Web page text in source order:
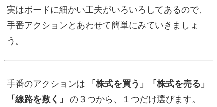
実はボードに細かい工夫がいろいろしてあるので、
手番アクションとあわせて簡単にみていきましょ
う。
手番のアクションは
「株式を買う」「株式を売る」
「線路を敷く」
の３つから、１つだけ選びます。